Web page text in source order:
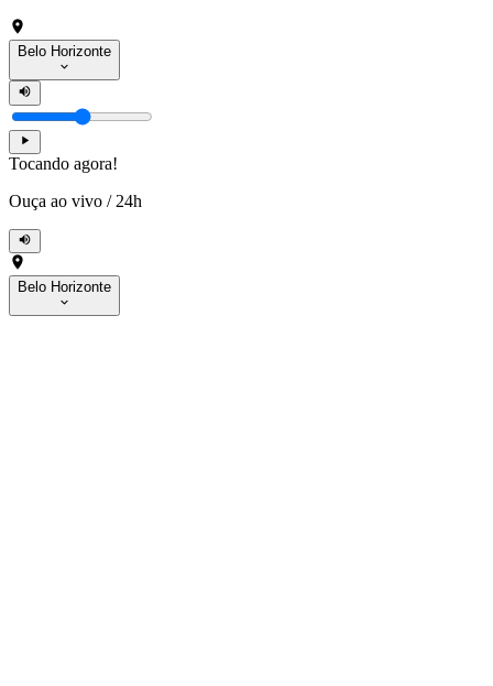
Belo Horizonte
Tocando agora!
Ouça ao vivo / 24h
Belo Horizonte